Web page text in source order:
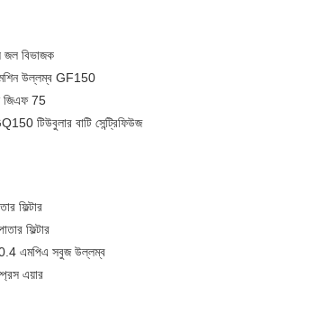
জল বিভাজক
উল্লম্ব GF150
জিএফ 75
টিউবুলার বাটি সেন্ট্রিফিউজ
ফিল্টার
ফিল্টার
0.4 এমপিএ সবুজ উল্লম্ব
এয়ার